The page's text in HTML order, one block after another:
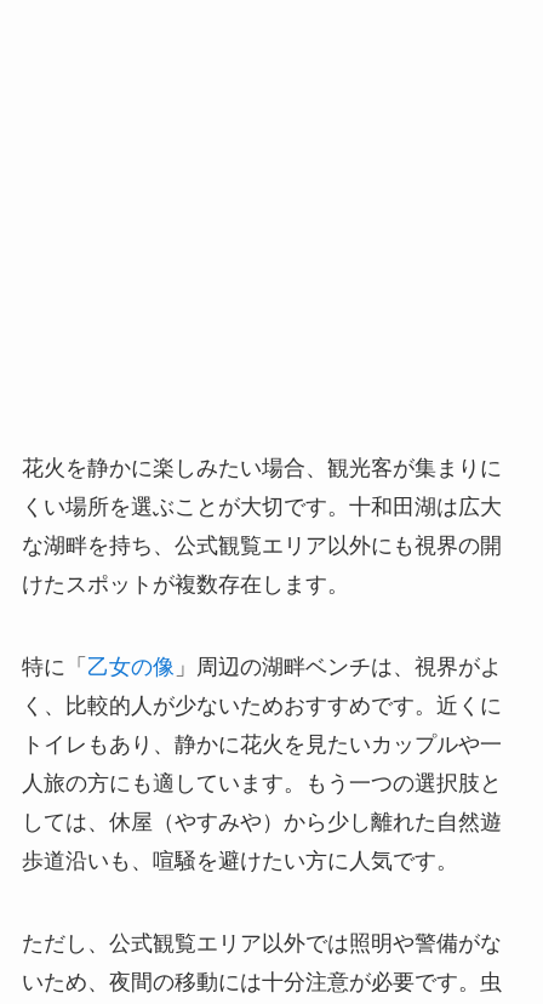
花火を静かに楽しみたい場合、観光客が集まりに
くい場所を選ぶことが大切です。十和田湖は広大
な湖畔を持ち、公式観覧エリア以外にも視界の開
けたスポットが複数存在します。
特に「 乙女の像 」周辺の湖畔ベンチは、視界がよ
く、比較的人が少ないためおすすめです。近くに
トイレもあり、静かに花火を見たいカップルや一
人旅の方にも適しています。もう一つの選択肢と
しては、休屋（やすみや）から少し離れた自然遊
歩道沿いも、喧騒を避けたい方に人気です。
ただし、公式観覧エリア以外では照明や警備がな
いため、夜間の移動には十分注意が必要です。虫